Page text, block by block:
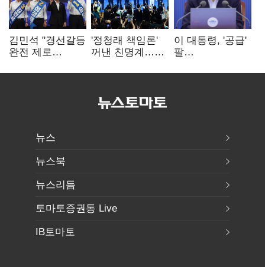
김민석 "경선갈등
완전 제로
"반명 공세
'정청래 책임론'
꺼낸 친명계…
추가투표 때리기
이 대통령, '공급'
팔
여 내부선
뉴스
뉴스북
뉴스리듬
토마토증권통 Live
IB토마토